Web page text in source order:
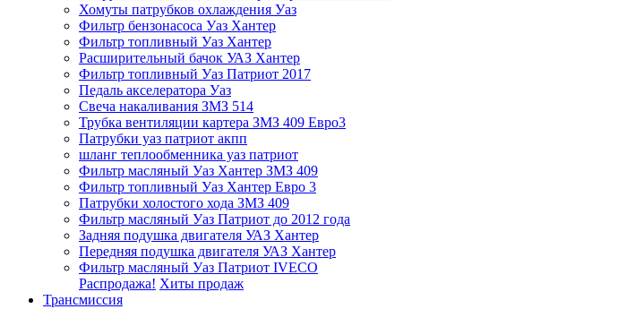
Хомуты патрубков охлаждения Уаз
Фильтр бензонасоса Уаз Хантер
Фильтр топливный Уаз Хантер
Расширительный бачок УАЗ Хантер
Фильтр топливный Уаз Патриот 2017
Педаль акселератора Уаз
Свеча накаливания ЗМЗ 514
Трубка вентиляции картера ЗМЗ 409 Евро3
Патрубки уаз патриот акпп
шланг теплообменника уаз патриот
Фильтр масляный Уаз Хантер ЗМЗ 409
Фильтр топливный Уаз Хантер Евро 3
Патрубки холостого хода ЗМЗ 409
Фильтр масляный Уаз Патриот до 2012 года
Задняя подушка двигателя УАЗ Хантер
Передняя подушка двигателя УАЗ Хантер
Фильтр масляный Уаз Патриот IVECO
Распродажа! Хиты продаж
Трансмиссия